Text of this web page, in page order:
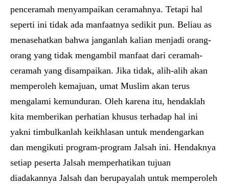
penceramah menyampaikan ceramahnya. Tetapi hal
seperti ini tidak ada manfaatnya sedikit pun. Beliau as
menasehatkan bahwa janganlah kalian menjadi orang-
orang yang tidak mengambil manfaat dari ceramah-
ceramah yang disampaikan. Jika tidak, alih-alih akan
memperoleh kemajuan, umat Muslim akan terus
mengalami kemunduran. Oleh karena itu, hendaklah
kita memberikan perhatian khusus terhadap hal ini
yakni timbulkanlah keikhlasan untuk mendengarkan
dan mengikuti program-program Jalsah ini. Hendaknya
setiap peserta Jalsah memperhatikan tujuan
diadakannya Jalsah dan berupayalah untuk memperoleh